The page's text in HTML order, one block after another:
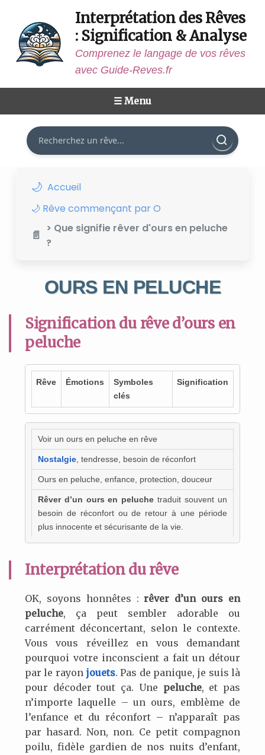
Interprétation des Rêves
: Signification & Analyse
Comprenez le langage de vos rêves
avec Guide-Reves.fr
☰ Menu
Rechercher
Accueil
🌙 Rêve commençant par O
> Que signifie rêver d'ours en peluche
?
OURS EN PELUCHE
Signification du rêve d’ours en
peluche
Rêve Émotions
Symboles
clés
Signification
Voir un ours en peluche en rêve
Nostalgie, tendresse, besoin de réconfort
Ours en peluche, enfance, protection, douceur
Rêver d’un ours en peluche traduit souvent un
besoin de réconfort ou de retour à une période
plus innocente et sécurisante de la vie.
Interprétation du rêve
OK, soyons honnêtes :rêver d’un ours en
peluche, ça peut sembler adorable ou
carrément déconcertant, selon le contexte.
Vous vous réveillez en vous demandant
pourquoi votre inconscient a fait un détour
par le rayon jouets. Pas de panique, je suis là
pour décoder tout ça. Une peluche, et pas
n’importe laquelle – un ours, emblème de
l’enfance et du réconfort – n’apparaît pas
par hasard. Non, non. Ce petit compagnon
poilu, fidèle gardien de nos nuits d’enfant,